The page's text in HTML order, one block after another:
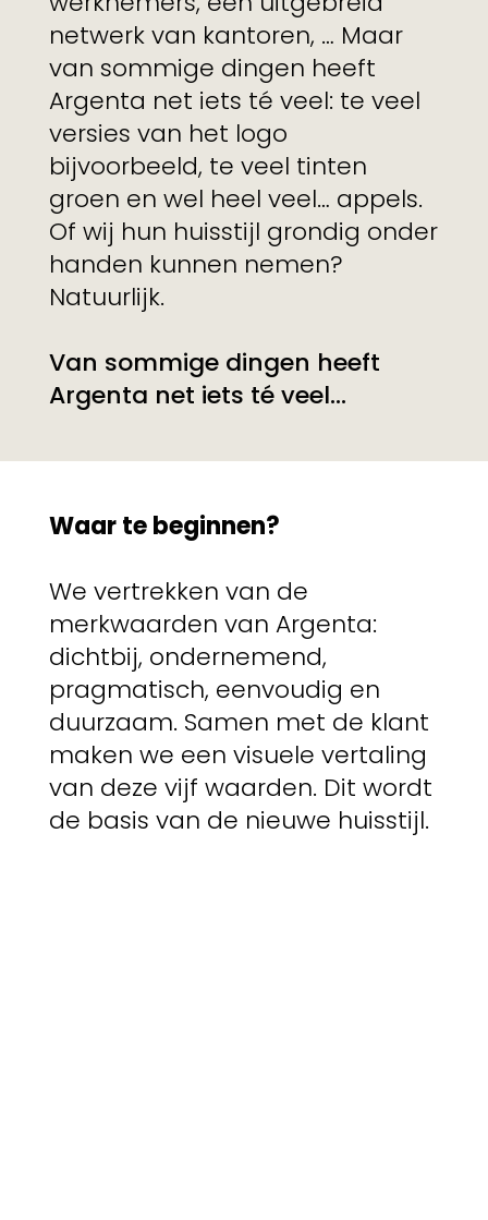
netwerk van kantoren, … Maar
van sommige dingen heeft
Argenta net iets té veel: te veel
versies van het logo
bijvoorbeeld, te veel tinten
groen en wel heel veel… appels.
Of wij hun huisstijl grondig onder
handen kunnen nemen?
Natuurlijk.
Van sommige dingen heeft
Argenta net iets té veel...
Waar te beginnen?
We vertrekken van de
merkwaarden van Argenta:
dichtbij, ondernemend,
pragmatisch, eenvoudig en
duurzaam. Samen met de klant
maken we een visuele vertaling
van deze vijf waarden. Dit wordt
de basis van de nieuwe huisstijl.